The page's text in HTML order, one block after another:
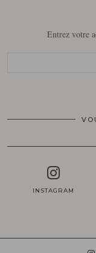
Entrez votre
INSTAGRAM